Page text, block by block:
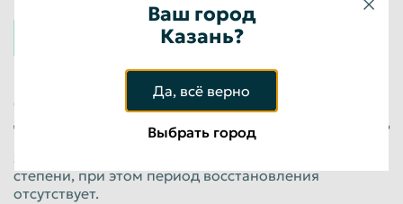
К 1 классу относятся вещества чрезвычайно
высокой опасности.
К этому классу опасности относят полоний,
бензапирен, фтороводород, соли свинца, таллий,
диэтилртуть, плутоний, теллур, озон, циановодород
и другие вещества. После их воздействия
экологическая система нарушается в наибольшей
степени, при этом период восстановления
отсутствует.
Ваш город
Казань?
Да, всё верно
Выбрать город